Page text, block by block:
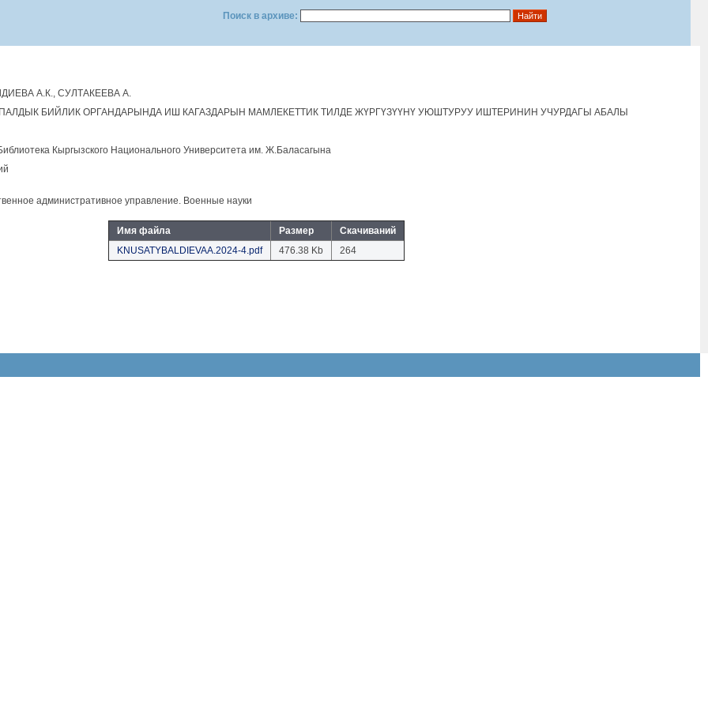
Поиск в архиве:
А.К., СУЛТАКЕЕВА А.
БИЙЛИК ОРГАНДАРЫНДА ИШ КАГАЗДАРЫН МАМЛЕКЕТТИК ТИЛДЕ ЖҮРГҮЗҮҮНҮ УЮШТУРУУ ИШТЕРИНИН УЧУРДАГЫ АБАЛЫ
Кыргызского Национального Университета им. Ж.Баласагына
административное управление. Военные науки
Имя файла Размер
Скачиваний
KNUSATYBALDIEVAA.2024-4.pdf
476.38 Kb 264